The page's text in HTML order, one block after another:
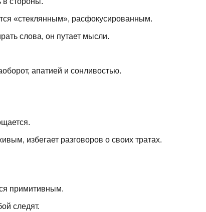
«стеклянным», расфокусированным.
слова, он путает мысли.
апатией и сонливостью.
избегает разговоров о своих тратах.
примитивным.
следят.